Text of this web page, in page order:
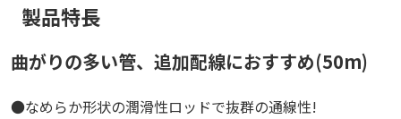
製品特長
曲がりの多い管、追加配線におすすめ(50m)
●なめらか形状の潤滑性ロッドで抜群の通線性!